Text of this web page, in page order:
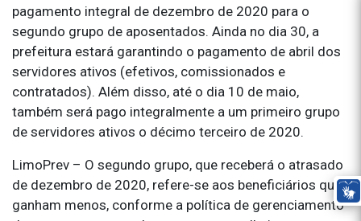
pagamento integral de dezembro de 2020 para o
segundo grupo de aposentados. Ainda no dia 30, a
prefeitura estará garantindo o pagamento de abril dos
servidores ativos (efetivos, comissionados e
contratados). Além disso, até o dia 10 de maio,
também será pago integralmente a um primeiro grupo
de servidores ativos o décimo terceiro de 2020.
LimoPrev – O segundo grupo, que receberá o atrasado
de dezembro de 2020, refere-se aos beneficiários que
ganham menos, conforme a política de gerenciamento